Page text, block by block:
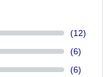
(12)
(6)
(6)